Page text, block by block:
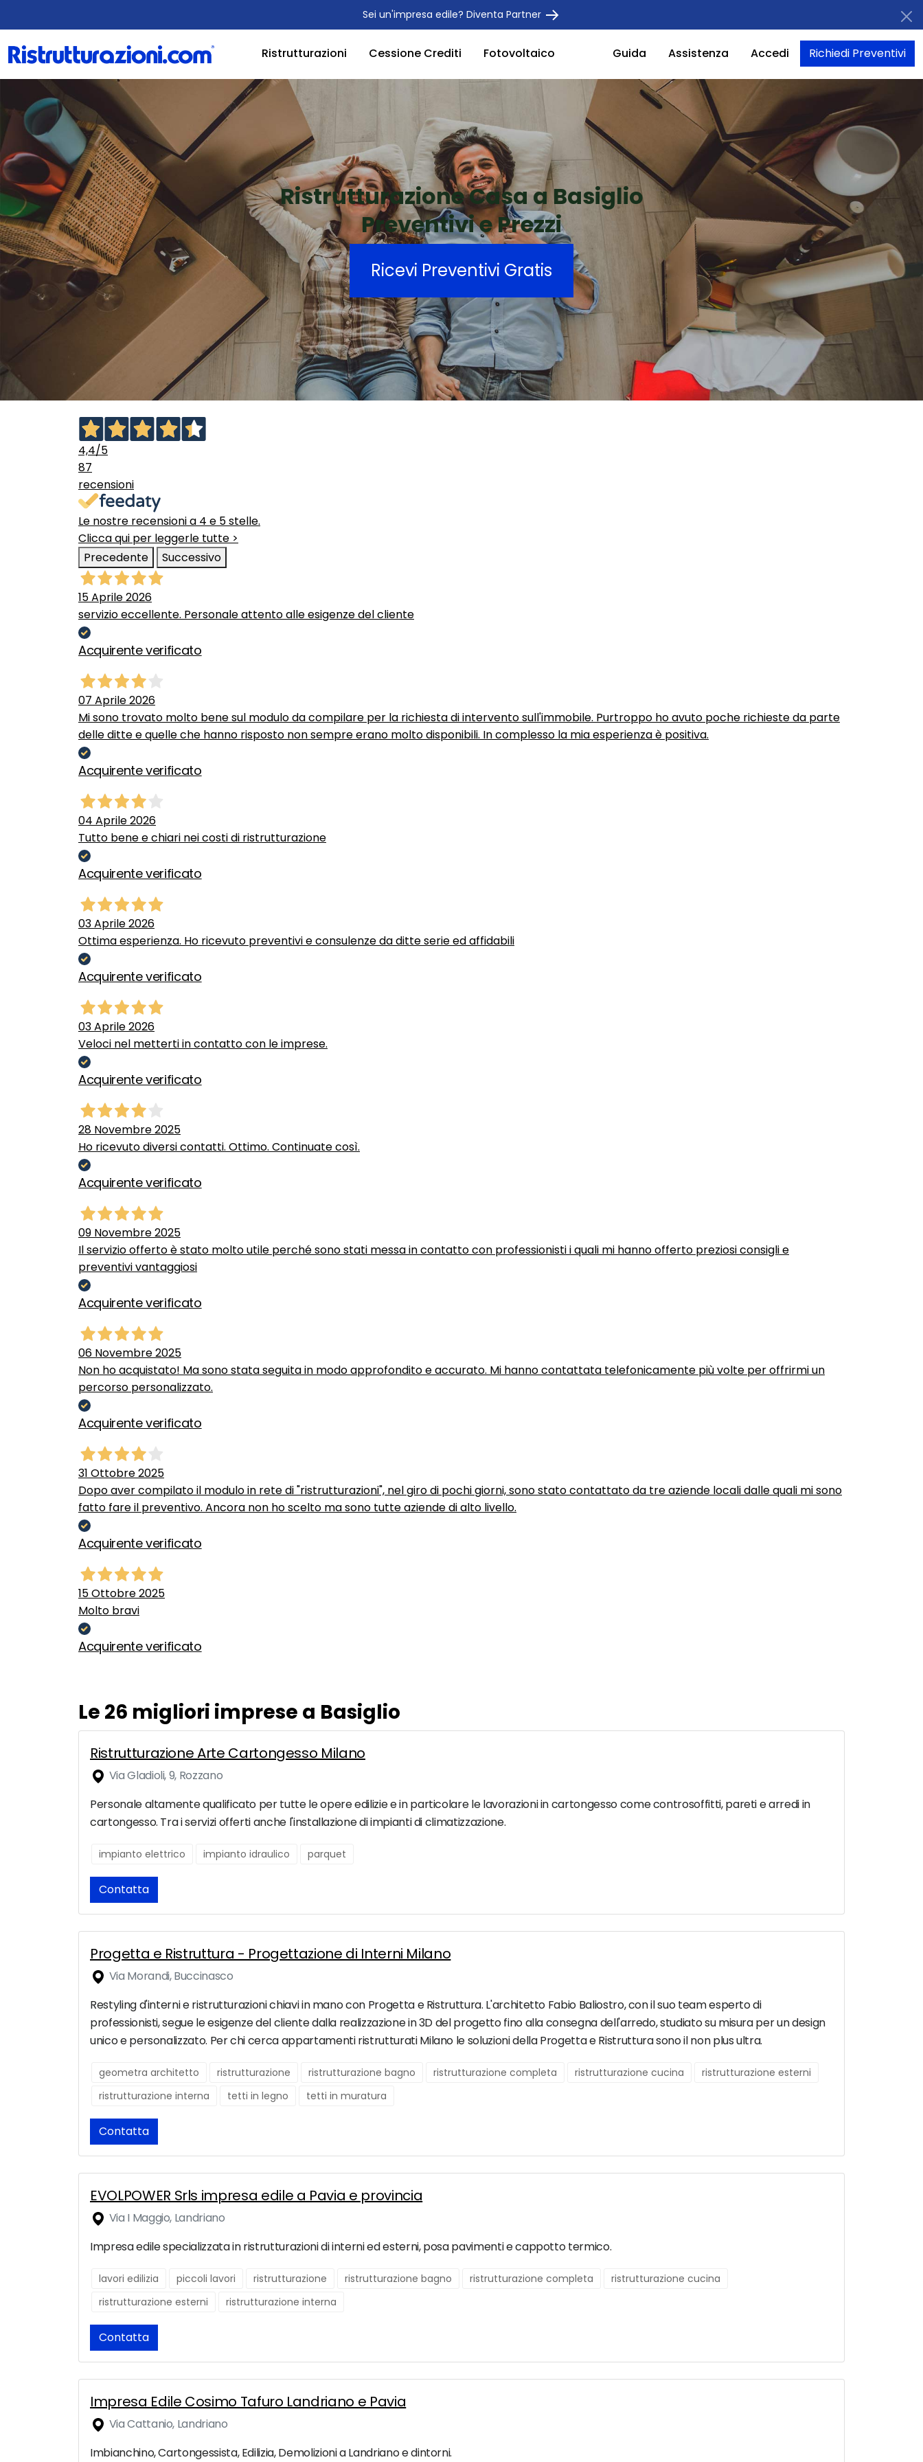
Sei un'impresa edile? Diventa Partner
Ristrutturazioni Cessione Crediti Fotovoltaico Guida Assistenza Accedi Richiedi Preventivi
Ristrutturazione Casa a Basiglio
Preventivi e Prezzi
Ricevi Preventivi Gratis
4,4/5
87
recensioni
Le nostre recensioni a 4 e 5 stelle.
Clicca qui per leggerle tutte >
Precedente
Successivo
15 Aprile 2026
servizio eccellente. Personale attento alle esigenze del cliente
Acquirente verificato
07 Aprile 2026
Mi sono trovato molto bene sul modulo da compilare per la richiesta di intervento sull'immobile. Purtroppo ho avuto poche richieste da parte
delle ditte e quelle che hanno risposto non sempre erano molto disponibili. In complesso la mia esperienza è positiva.
Acquirente verificato
04 Aprile 2026
Tutto bene e chiari nei costi di ristrutturazione
Acquirente verificato
03 Aprile 2026
Ottima esperienza. Ho ricevuto preventivi e consulenze da ditte serie ed affidabili
Acquirente verificato
03 Aprile 2026
Veloci nel metterti in contatto con le imprese.
Acquirente verificato
28 Novembre 2025
Ho ricevuto diversi contatti. Ottimo. Continuate così.
Acquirente verificato
09 Novembre 2025
Il servizio offerto è stato molto utile perché sono stati messa in contatto con professionisti i quali mi hanno offerto preziosi consigli e
preventivi vantaggiosi
Acquirente verificato
06 Novembre 2025
Non ho acquistato! Ma sono stata seguita in modo approfondito e accurato. Mi hanno contattata telefonicamente più volte per offrirmi un
percorso personalizzato.
Acquirente verificato
31 Ottobre 2025
Dopo aver compilato il modulo in rete di "ristrutturazioni", nel giro di pochi giorni, sono stato contattato da tre aziende locali dalle quali mi sono
fatto fare il preventivo. Ancora non ho scelto ma sono tutte aziende di alto livello.
Acquirente verificato
15 Ottobre 2025
Molto bravi
Acquirente verificato
Le 26 migliori imprese a Basiglio
Ristrutturazione Arte Cartongesso Milano
Via Gladioli, 9, Rozzano
Personale altamente qualificato per tutte le opere edilizie e in particolare le lavorazioni in cartongesso come controsoffitti, pareti e arredi in
cartongesso. Tra i servizi offerti anche l'installazione di impianti di climatizzazione.
impianto elettrico impianto idraulico parquet
Contatta
Progetta e Ristruttura - Progettazione di Interni Milano
Via Morandi, Buccinasco
Restyling d'interni e ristrutturazioni chiavi in mano con Progetta e Ristruttura. L'architetto Fabio Baliostro, con il suo team esperto di
professionisti, segue le esigenze del cliente dalla realizzazione in 3D del progetto fino alla consegna dell'arredo, studiato su misura per un design
unico e personalizzato. Per chi cerca appartamenti ristrutturati Milano le soluzioni della Progetta e Ristruttura sono il non plus ultra.
geometra architetto ristrutturazione ristrutturazione bagno ristrutturazione completa ristrutturazione cucina
ristrutturazione esterni
ristrutturazione interna
tetti in legno tetti in muratura
Contatta
EVOLPOWER Srls impresa edile a Pavia e provincia
Via I Maggio, Landriano
Impresa edile specializzata in ristrutturazioni di interni ed esterni, posa pavimenti e cappotto termico.
lavori edilizia piccoli lavori ristrutturazione ristrutturazione bagno ristrutturazione completa
ristrutturazione cucina
ristrutturazione esterni
ristrutturazione interna
Contatta
Impresa Edile Cosimo Tafuro Landriano e Pavia
Via Cattanio, Landriano
Imbianchino, Cartongessista, Edilizia, Demolizioni a Landriano e dintorni.